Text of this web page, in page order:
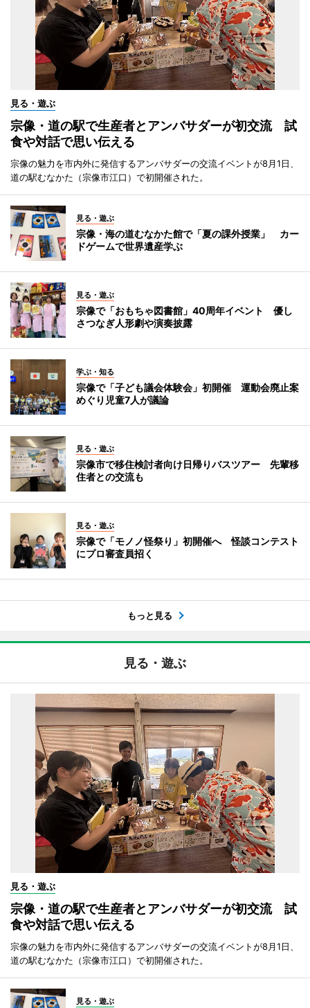
見る・遊ぶ
宗像・道の駅で生産者とアンバサダーが初交流 試
食や対話で思い伝える
宗像の魅力を市内外に発信するアンバサダーの交流イベントが8月1日、
道の駅むなかた（宗像市江口）で初開催された。
見る・遊ぶ
宗像・海の道むなかた館で「夏の課外授業」 カー
ドゲームで世界遺産学ぶ
見る・遊ぶ
宗像で「おもちゃ図書館」40周年イベント 優し
さつなぎ人形劇や演奏披露
学ぶ・知る
宗像で「子ども議会体験会」初開催 運動会廃止案
めぐり児童7人が議論
見る・遊ぶ
宗像市で移住検討者向け日帰りバスツアー 先輩移
住者との交流も
見る・遊ぶ
宗像で「モノノ怪祭り」初開催へ 怪談コンテスト
にプロ審査員招く
もっと見る
見る・遊ぶ
見る・遊ぶ
宗像・道の駅で生産者とアンバサダーが初交流 試
食や対話で思い伝える
宗像の魅力を市内外に発信するアンバサダーの交流イベントが8月1日、
道の駅むなかた（宗像市江口）で初開催された。
見る・遊ぶ